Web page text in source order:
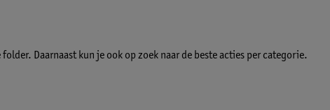
Daarnaast kun je ook op zoek naar de beste acties per categorie.